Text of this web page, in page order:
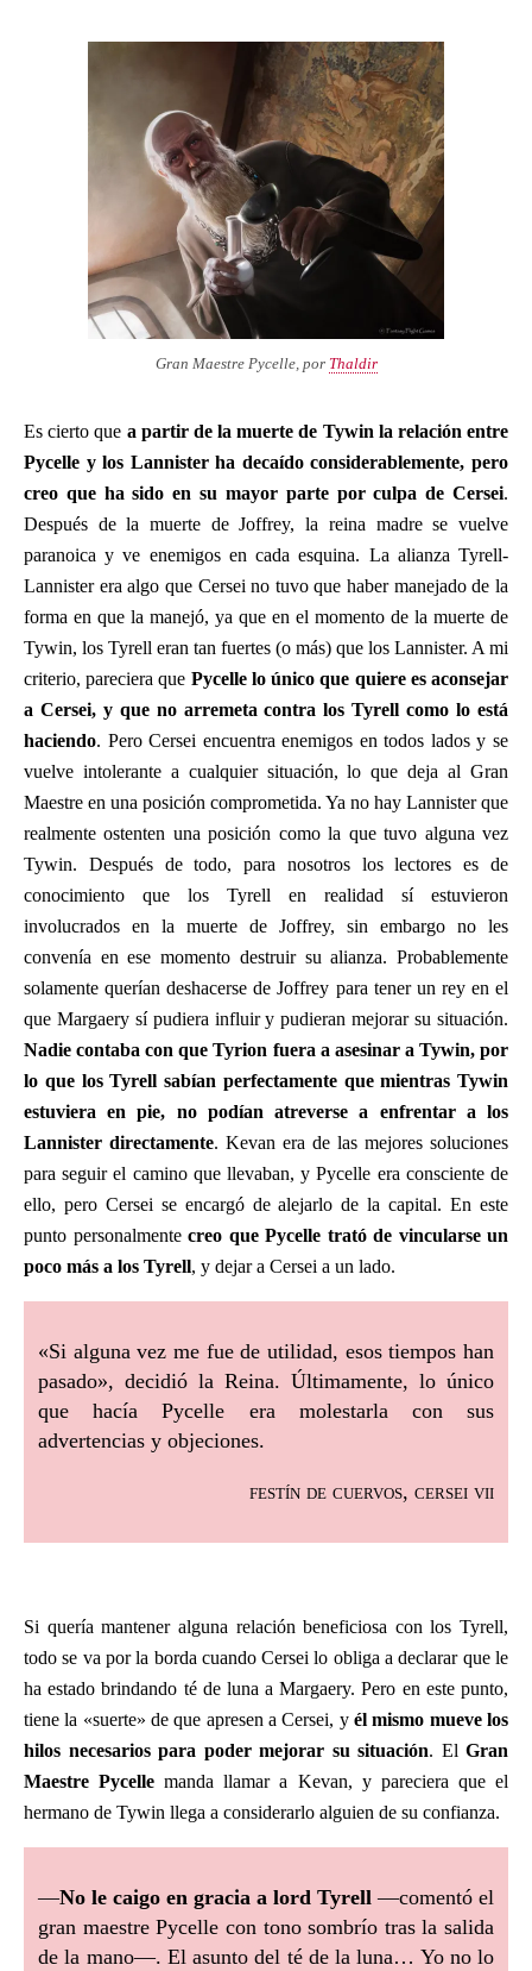
Gran Maestre Pycelle, por Thaldir
Es cierto que a partir de la muerte de Tywin la relación entre
Pycelle y los Lannister ha decaído considerablemente, pero
creo que ha sido en su mayor parte por culpa de Cersei.
Después de la muerte de Joffrey, la reina madre se vuelve
paranoica y ve enemigos en cada esquina. La alianza Tyrell-
Lannister era algo que Cersei no tuvo que haber manejado de la
forma en que la manejó, ya que en el momento de la muerte de
Tywin, los Tyrell eran tan fuertes (o más) que los Lannister. A mi
criterio, pareciera que Pycelle lo único que quiere es aconsejar
a Cersei, y que no arremeta contra los Tyrell como lo está
haciendo. Pero Cersei encuentra enemigos en todos lados y se
vuelve intolerante a cualquier situación, lo que deja al Gran
Maestre en una posición comprometida. Ya no hay Lannister que
realmente ostenten una posición como la que tuvo alguna vez
Tywin. Después de todo, para nosotros los lectores es de
conocimiento que los Tyrell en realidad sí estuvieron
involucrados en la muerte de Joffrey, sin embargo no les
convenía en ese momento destruir su alianza. Probablemente
solamente querían deshacerse de Joffrey para tener un rey en el
que Margaery sí pudiera influir y pudieran mejorar su situación.
Nadie contaba con que Tyrion fuera a asesinar a Tywin, por
lo que los Tyrell sabían perfectamente que mientras Tywin
estuviera en pie, no podían atreverse a enfrentar a los
Lannister directamente. Kevan era de las mejores soluciones
para seguir el camino que llevaban, y Pycelle era consciente de
ello, pero Cersei se encargó de alejarlo de la capital. En este
punto personalmente creo que Pycelle trató de vincularse un
poco más a los Tyrell, y dejar a Cersei a un lado.
«Si alguna vez me fue de utilidad, esos tiempos han
pasado», decidió la Reina. Últimamente, lo único
que hacía Pycelle era molestarla con sus
advertencias y objeciones.
festín de cuervos, cersei vii
Si quería mantener alguna relación beneficiosa con los Tyrell,
todo se va por la borda cuando Cersei lo obliga a declarar que le
ha estado brindando té de luna a Margaery. Pero en este punto,
tiene la «suerte» de que apresen a Cersei, y él mismo mueve los
hilos necesarios para poder mejorar su situación. El Gran
Maestre Pycelle manda llamar a Kevan, y pareciera que el
hermano de Tywin llega a considerarlo alguien de su confianza.
—No le caigo en gracia a lord Tyrell—comentó el
gran maestre Pycelle con tono sombrío tras la salida
de la mano—. El asunto del té de la luna… Yo no lo